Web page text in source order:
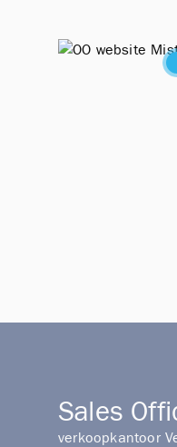
Sales
verkoopkantoor